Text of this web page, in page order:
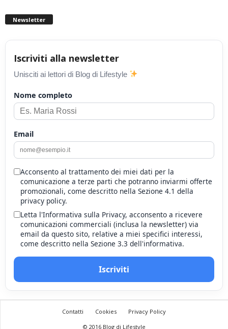
Newsletter
Iscriviti alla newsletter
Unisciti ai lettori di Blog di Lifestyle
Nome completo
Email
Acconsento al trattamento dei miei dati per la
comunicazione a terze parti che potranno inviarmi offerte
promozionali, come descritto nella Sezione 4.1 della
privacy policy.
Letta l'Informativa sulla Privacy, acconsento a ricevere
comunicazioni commerciali (inclusa la newsletter) via
email da questo sito, relative a miei specifici interessi,
come descritto nella Sezione 3.3 dell'informativa.
Iscriviti
Contatti Cookies
Privacy Policy
© 2016 Blog di Lifestyle